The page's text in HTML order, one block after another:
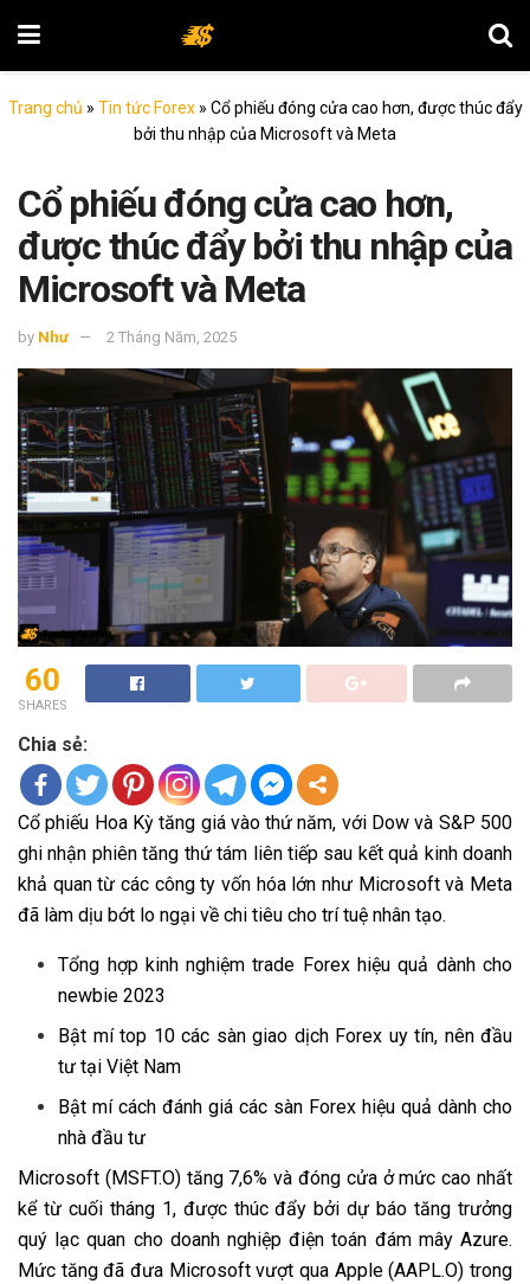
Trang chủ » Tin tức Forex» Cổ phiếu đóng cửa cao hơn, được thúc đẩy
bởi thu nhập của Microsoft và Meta
Cổ phiếu đóng cửa cao hơn,
được thúc đẩy bởi thu nhập của
Microsoft và Meta
by Như 2 Tháng Năm, 2025
60
SHARES
Chia sẻ:
Cổ phiếu Hoa Kỳ tăng giá vào thứ năm, với Dow và S&P 500
ghi nhận phiên tăng thứ tám liên tiếp sau kết quả kinh doanh
khả quan từ các công ty vốn hóa lớn như Microsoft và Meta
đã làm dịu bớt lo ngại về chi tiêu cho trí tuệ nhân tạo.
Tổng hợp kinh nghiệm trade Forex hiệu quả dành cho
newbie 2023
Bật mí top 10 các sàn giao dịch Forex uy tín, nên đầu
tư tại Việt Nam
Bật mí cách đánh giá các sàn Forex hiệu quả dành cho
nhà đầu tư
Microsoft (MSFT.O) tăng 7,6% và đóng cửa ở mức cao nhất
kể từ cuối tháng 1, được thúc đẩy bởi dự báo tăng trưởng
quý lạc quan cho doanh nghiệp điện toán đám mây Azure.
Mức tăng đã đưa Microsoft vượt qua Apple (AAPL.O) trong